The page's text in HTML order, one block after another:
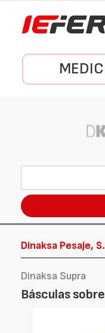
Dinaksa Pesaje,
Dinaksa Supra
Básculas